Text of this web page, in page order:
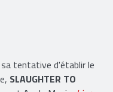
tentative d'établir le
SLAUGHTER TO